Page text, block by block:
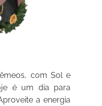
com Sol e
é um dia para
a energia